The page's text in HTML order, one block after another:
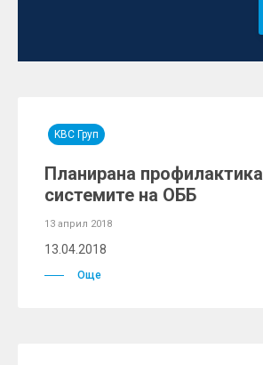
KBC Груп
Планирана
системите на ОББ
13 април 2018
13.04.2018
Още